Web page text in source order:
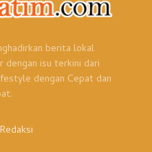
berita lokal
dengan isu terkini dari
dengan Cepat dan